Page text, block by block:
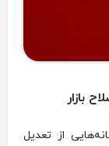
بازار
دبی در سه‌ماهه نخست ۲۰۲۶ نشانه‌هایی از تعدیل